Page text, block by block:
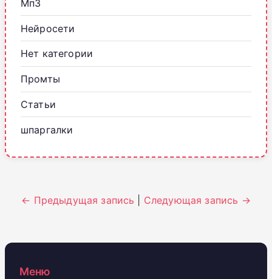
Мп3
Нейросети
Нет категории
Промты
Статьи
шпаргалки
← Предыдущая запись Следующая запись →
Меню